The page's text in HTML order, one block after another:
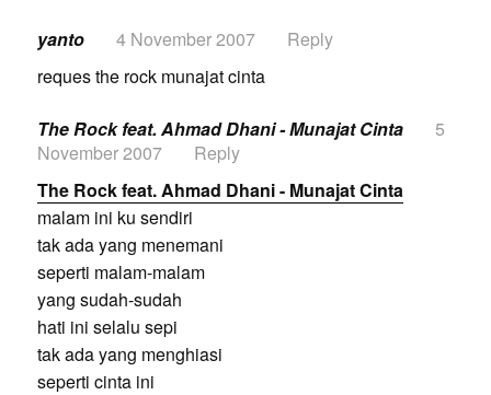
yanto 4 November 2007
Reply
reques the rock munajat cinta
The Rock feat. Ahmad Dhani - Munajat Cinta
5
November 2007
Reply
The Rock feat. Ahmad Dhani - Munajat Cinta
malam ini ku sendiri
tak ada yang menemani
seperti malam-malam
yang sudah-sudah
hati ini selalu sepi
tak ada yang menghiasi
seperti cinta ini